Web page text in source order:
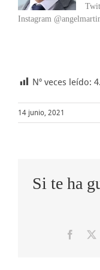
Instagram
Nº veces leído:
14 junio, 2021
Si te ha